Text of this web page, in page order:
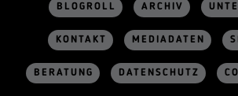
BLOGROLL ARCHIV
KONTAKT MEDIADATEN
BERATUNG DATENSCHUTZ